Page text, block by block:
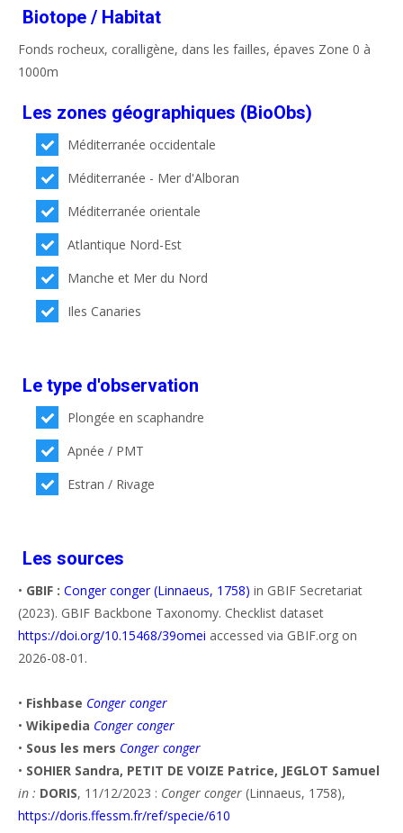
Biotope / Habitat
Fonds rocheux, coralligène, dans les failles, épaves Zone 0 à
1000m
Les zones géographiques (BioObs)
Méditerranée occidentale
Méditerranée - Mer d'Alboran
Méditerranée orientale
Atlantique Nord-Est
Manche et Mer du Nord
Iles Canaries
Le type d'observation
Plongée en scaphandre
Apnée / PMT
Estran / Rivage
Les sources
• GBIF : Conger conger (Linnaeus, 1758) in GBIF Secretariat
(2023). GBIF Backbone Taxonomy. Checklist dataset
https://doi.org/10.15468/39omei accessed via GBIF.org on
2026-08-01.
• Fishbase Conger conger
• Wikipedia Conger conger
• Sous les mers Conger conger
• SOHIER Sandra, PETIT DE VOIZE Patrice, JEGLOT Samuel
in : DORIS, 11/12/2023 : Conger conger (Linnaeus, 1758),
https://doris.ffessm.fr/ref/specie/610